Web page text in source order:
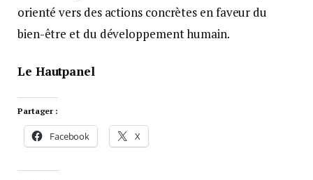
orienté vers des actions concrètes en faveur du
bien-être et du développement humain.
Le Hautpanel
Partager :
Facebook X